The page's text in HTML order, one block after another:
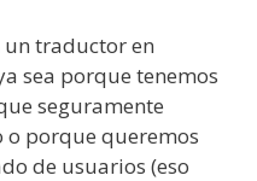
un traductor en
sea porque tenemos
seguramente
porque queremos
de usuarios (eso